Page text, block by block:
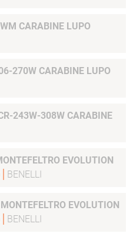
CARABINE LUPO
270W CARABINE LUPO
243W-308W CARABINE
EVOLUTION
BENELLI
EVOLUTION
BENELLI